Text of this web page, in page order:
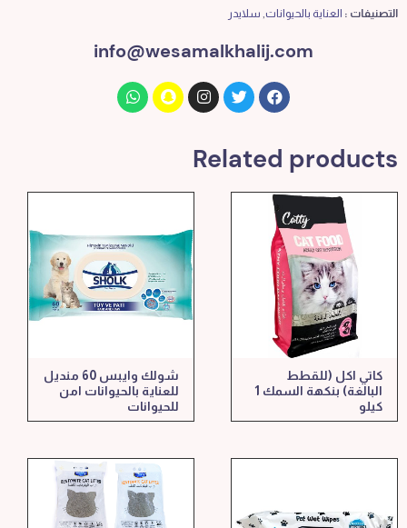
التصنيفات : العناية بالحيوانات, سلايدر
info@wesamalkhalij.com
Related products
كاتي اكل (للقطط
البالغة) بنكهة السمك 1
كيلو
شولك وايبس 60 منديل
للعناية بالحيوانات امن
للحيوانات